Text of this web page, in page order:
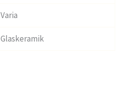
Varia
Glaskeramik